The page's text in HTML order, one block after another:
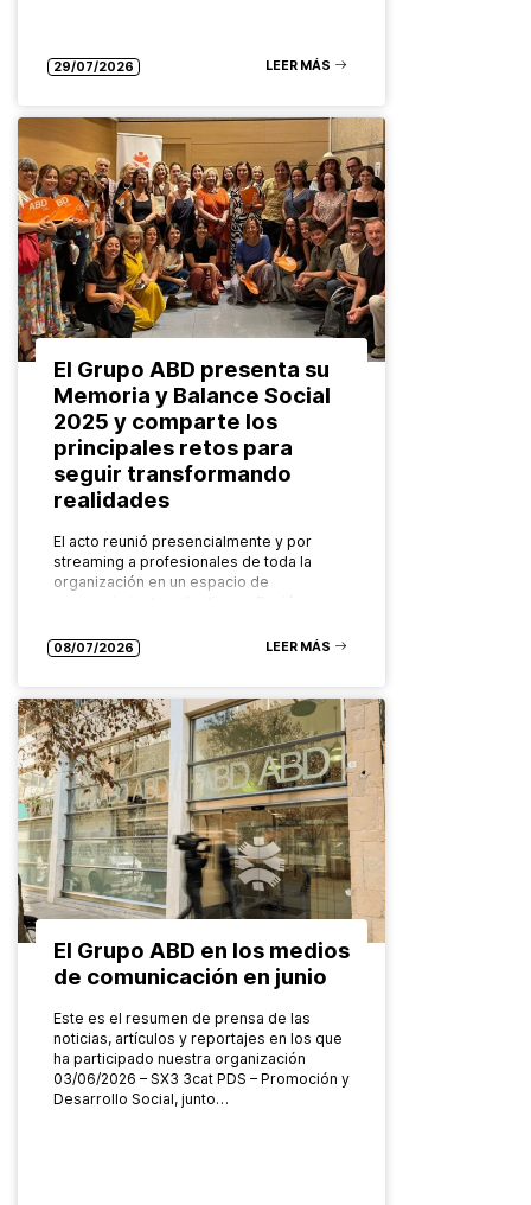
29/07/2026 LEER MÁS
El Grupo ABD presenta su
Memoria y Balance Social
2025 y comparte los
principales retos para
seguir transformando
realidades
El acto reunió presencialmente y por
streaming a profesionales de toda la
organización en un espacio de
Grupo ABD ha…
08/07/2026 LEER MÁS
El Grupo ABD en los medios
de comunicación en junio
Este es el resumen de prensa de las
noticias, artículos y reportajes en los que
ha participado nuestra organización
03/06/2026 – SX3 3cat PDS – Promoción y
Desarrollo Social, junto…